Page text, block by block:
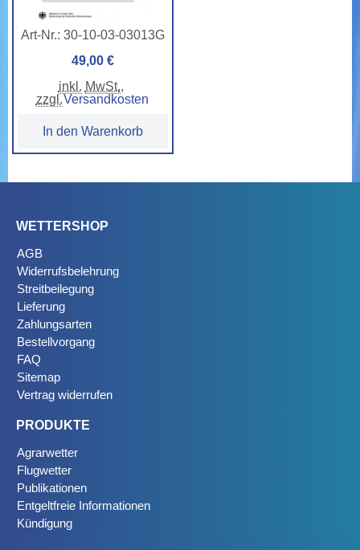
Art-Nr.: 30-10-03-03013G
49,00 €
inkl. MwSt.,
zzgl.Versandkosten
In den Warenkorb
WETTERSHOP
AGB
Widerrufsbelehrung
Streitbeilegung
Lieferung
Zahlungsarten
Bestellvorgang
FAQ
Sitemap
Vertrag widerrufen
PRODUKTE
Agrarwetter
Flugwetter
Publikationen
Entgeltfreie Informationen
Kündigung